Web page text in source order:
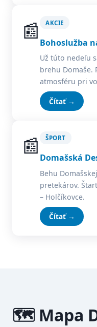
📰 AKCIE
Bohoslužba
Už túto nedeľu
brehu Domaše.
atmosféru pri
Čítať →
📰 ŠPORT
Domašská
Behu
pretekárov.
– Holčíkovce.
Čítať →
🗺️ Mapa